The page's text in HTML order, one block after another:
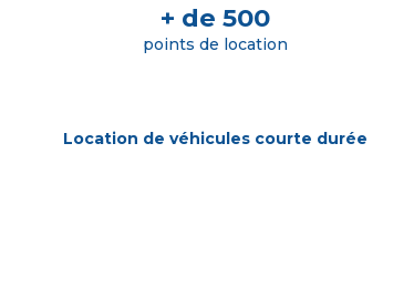
+ de 500
points de location
Location de véhicules courte durée